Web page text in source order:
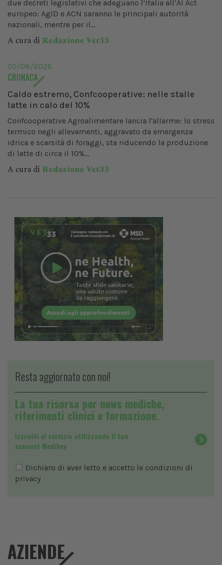
due decreti legislativi che adeguano l’Italia all’AI Act
europeo: AgID e ACN saranno le principali autorità
nazionali, mentre per il...
A cura di Redazione Vet33
05/08/2026
CRONACA
Caldo estremo, Confcooperative: nelle stalle
latte in calo del 10%
Confcooperative Agroalimentare lancia l'allarme: lo stress
termico negli allevamenti, aggravato da emergenza
idrica e scarsità di foraggi, sta riducendo la produzione
di latte di circa il 10%...
A cura di Redazione Vet33
Resta aggiornato con noi!
La tua risorsa per news mediche,
riferimenti clinici e formazione.
Iscriviti al servizio utilizzando il tuo
account Medikey
Dichiaro di aver letto e accetto le condizioni di
privacy
AZIENDE